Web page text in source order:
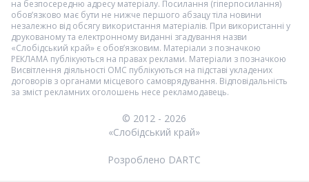
на безпосередню адресу матеріалу. Посилання (гіперпосилання)
обов’язково має бути не нижче першого абзацу тіла новини
незалежно від обсягу використання матеріалів. При використанні у
друкованому та електронному виданні згадування назви
«Слобідський край» є обов’язковим. Матеріали з позначкою
РЕКЛАМА публікуються на правах реклами. Матеріали з позначкою
Висвітлення діяльності ОМС публікуються на підставі укладених
договорів з органами місцевого самоврядування. Відповідальність
за зміст рекламних оголошень несе рекламодавець.
© 2012 - 2026
«Слобідський край»
Розроблено DARTC